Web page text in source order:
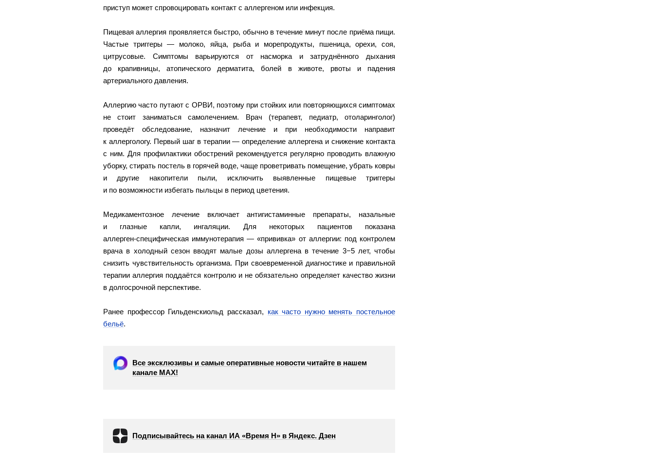
приступ может спровоцировать контакт с аллергеном или инфекция.
Пищевая аллергия проявляется быстро, обычно в течение минут после приёма пищи.
Частые триггеры — молоко, яйца, рыба и морепродукты, пшеница, орехи, соя,
цитрусовые. Симптомы варьируются от насморка и затруднённого дыхания
до крапивницы, атопического дерматита, болей в животе, рвоты и падения
артериального давления.
Аллергию часто путают с ОРВИ, поэтому при стойких или повторяющихся симптомах
не стоит заниматься самолечением. Врач (терапевт, педиатр, отоларинголог)
проведёт обследование, назначит лечение и при необходимости направит
к аллергологу. Первый шаг в терапии — определение аллергена и снижение контакта
с ним. Для профилактики обострений рекомендуется регулярно проводить влажную
уборку, стирать постель в горячей воде, чаще проветривать помещение, убрать ковры
и другие накопители пыли, исключить выявленные пищевые триггеры
и по возможности избегать пыльцы в период цветения.
Медикаментозное лечение включает антигистаминные препараты, назальные
и глазные капли, ингаляции. Для некоторых пациентов показана
аллерген‑специфическая иммунотерапия — «прививка» от аллергии: под контролем
врача в холодный сезон вводят малые дозы аллергена в течение 3−5 лет, чтобы
снизить чувствительность организма. При своевременной диагностике и правильной
терапии аллергия поддаётся контролю и не обязательно определяет качество жизни
в долгосрочной перспективе.
Ранее профессор Гильденскиольд рассказал, как часто нужно менять постельное
бельё.
Все эксклюзивы и самые оперативные новости читайте в нашем
канале МАХ!
Подписывайтесь на канал ИА «Время Н» в Яндекс. Дзен